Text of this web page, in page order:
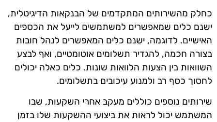
כחלק מהשירותים המתקדמים של הבנקאות הדיגיטלית,
ישנם כלים שמאפשרים למשתמשים לייעל את הכספים
האישיים. לדוגמה, ישנם כלים המאפשרים לנהל חובות
בצורה חכמה, להגדיר תשלומים אוטומטיים, ואף לבצע
השוואות בין הצעות הלוואות שונות. כלים כאלה יכולים
לחסוך כסף רב ולמנוע עיכובים בתשלומים.
שירותים נוספים כוללים מעקב אחרי השקעות, שבו
המשתמש יכול לראות את ביצועי ההשקעות שלו בזמן